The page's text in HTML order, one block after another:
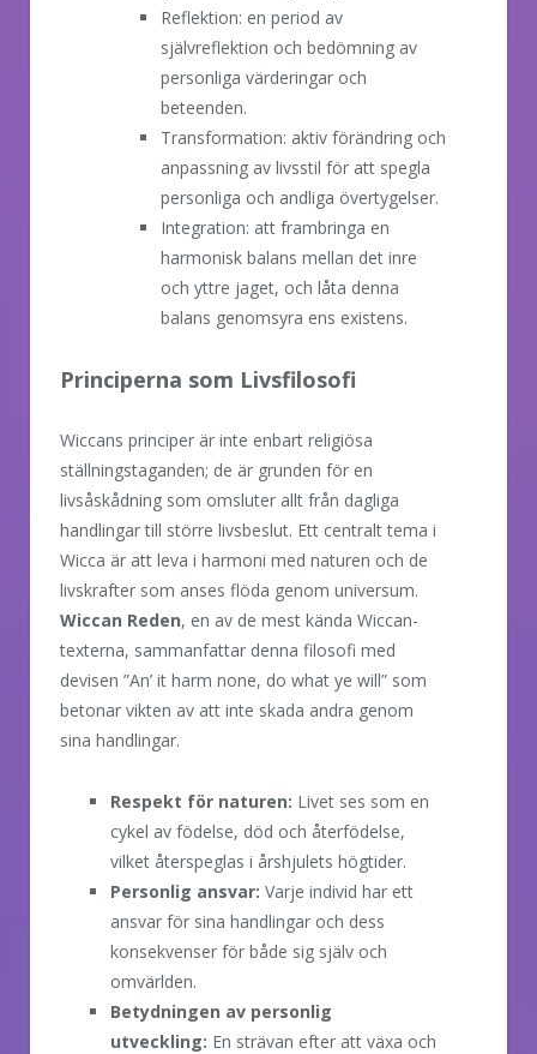
Reflektion: en period av
självreflektion och bedömning av
personliga värderingar och
beteenden.
Transformation: aktiv förändring och
anpassning av livsstil för att spegla
personliga och andliga övertygelser.
Integration: att frambringa en
harmonisk balans mellan det inre
och yttre jaget, och låta denna
balans genomsyra ens existens.
Principerna som Livsfilosofi
Wiccans principer är inte enbart religiösa
ställningstaganden; de är grunden för en
livsåskådning som omsluter allt från dagliga
handlingar till större livsbeslut. Ett centralt tema i
Wicca är att leva i harmoni med naturen och de
livskrafter som anses flöda genom universum.
Wiccan Reden, en av de mest kända Wiccan-
texterna, sammanfattar denna filosofi med
devisen ”An’ it harm none, do what ye will” som
betonar vikten av att inte skada andra genom
sina handlingar.
Respekt för naturen: Livet ses som en
cykel av födelse, död och återfödelse,
vilket återspeglas i årshjulets högtider.
Personlig ansvar: Varje individ har ett
ansvar för sina handlingar och dess
konsekvenser för både sig själv och
omvärlden.
Betydningen av personlig
utveckling: En strävan efter att växa och